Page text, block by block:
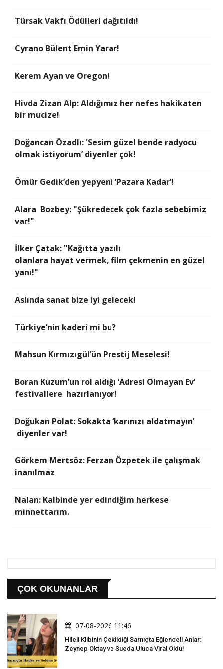
Türsak Vakfı Ödülleri dağıtıldı!
Cyrano Bülent Emin Yarar!
Kerem Ayan ve Oregon!
Hivda Zizan Alp: Aldığımız her nefes hakikaten
bir mucize!
Doğancan Özadlı: 'Sesim güzel bende radyocu
olmak istiyorum’ diyenler çok!
Ömür Gedik’den yepyeni ‘Pazara Kadar’!
Alara Bozbey: "Şükredecek çok fazla sebebimiz
var!"
İlker Çatak: "Kağıtta yazılı
olanlara hayat vermek, film çekmenin en güzel
yanı!"
Aslında sanat bize iyi gelecek!
Türkiye’nin kaderi mi bu?
Mahsun Kırmızıgül’ün Prestij Meselesi!
Boran Kuzum’un rol aldığı ‘Adresi Olmayan Ev’
festivallere hazırlanıyor!
Doğukan Polat: Sokakta ‘karınızı aldatmayın’
diyenler var!
Görkem Mertsöz: Ferzan Özpetek ile çalışmak
inanılmaz
Nalan: Kalbinde yer edindiğim herkese
minnettarım.
ÇOK OKUNANLAR
07-08-2026 11:46
Hileli Klibinin Çekildiği Sarnıçta Eğlenceli Anlar:
Zeynep Oktay ve Sueda Uluca Viral Oldu!